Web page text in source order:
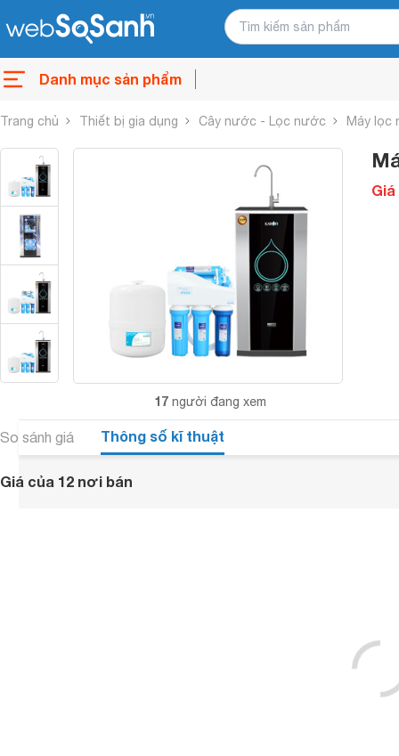
Danh mục sản phẩm
Trang chủ Thiết bị gia dụng Cây nước - Lọc nước Máy lọc
17 người đang xem
Giá
So sánh giá Thông số kĩ thuật
Giá của 12 nơi bán